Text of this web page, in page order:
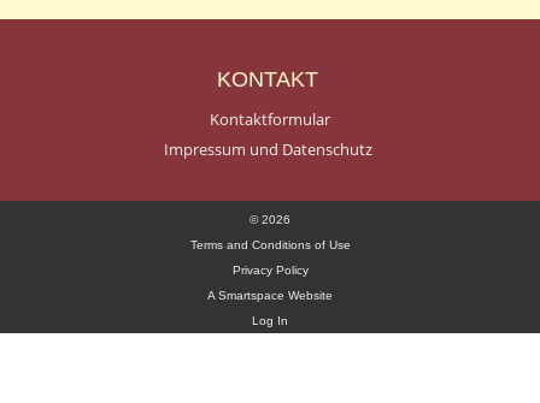
KONTAKT
Kontaktformular
Impressum und Datenschutz
© 2026
Terms and Conditions of Use
Privacy Policy
A Smartspace Website
Log In